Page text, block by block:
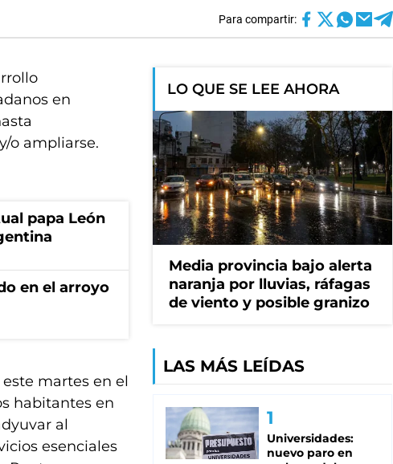
Para compartir:
en
o ampliarse.
papa León
en el arroyo
martes en el
habitantes en
al
esenciales
LO QUE SE LEE AHORA
Media provincia bajo alerta
naranja por lluvias, ráfagas
de viento y posible granizo
LAS MÁS LEÍDAS
Universidades:
nuevo paro en